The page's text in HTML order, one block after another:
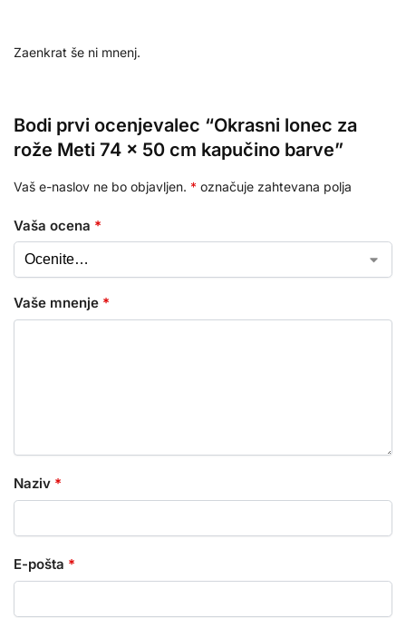
Zaenkrat še ni mnenj.
Bodi prvi ocenjevalec “Okrasni lonec za
rože Meti 74 x 50 cm kapučino barve”
Vaš e-naslov ne bo objavljen. * označuje zahtevana polja
Vaša ocena *
Vaše mnenje *
Naziv *
E-pošta *